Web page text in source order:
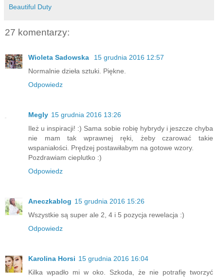
Beautiful Duty
27 komentarzy:
Wioleta Sadowska
15 grudnia 2016 12:57
Normalnie dzieła sztuki. Piękne.
Odpowiedz
Megly 15 grudnia 2016 13:26
Ileż u inspiracji! :) Sama sobie robię hybrydy i jeszcze chyba
nie mam tak wprawnej ręki, żeby czarować takie
wspaniałości. Prędzej postawiłabym na gotowe wzory.
Pozdrawiam cieplutko :)
Odpowiedz
Aneczkablog 15 grudnia 2016 15:26
Wszystkie są super ale 2, 4 i 5 pozycja rewelacja :)
Odpowiedz
Karolina Horsi 15 grudnia 2016 16:04
Kilka wpadło mi w oko. Szkoda, że nie potrafię tworzyć